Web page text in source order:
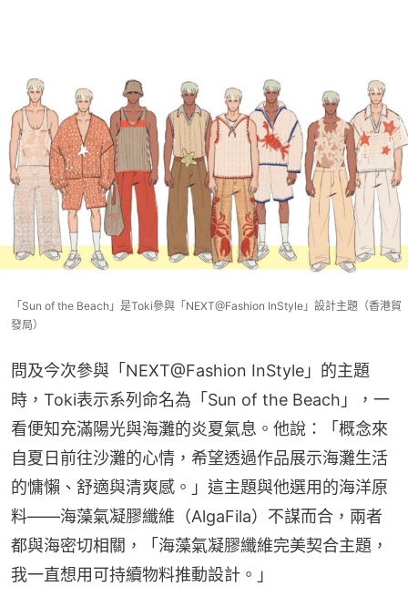
「Sun of the Beach」是Toki參與「NEXT@Fashion InStyle」設計主題（香港貿
發局）
問及今次參與「NEXT@Fashion InStyle」的主題
時，Toki表示系列命名為「Sun of the Beach」，一
看便知充滿陽光與海灘的炎夏氣息。他說：「概念來
自夏日前往沙灘的心情，希望透過作品展示海灘生活
的慵懶、舒適與清爽感。」這主題與他選用的海洋原
料——海藻氣凝膠纖維（AlgaFila）不謀而合，兩者
都與海密切相關，「海藻氣凝膠纖維完美契合主題，
我一直想用可持續物料推動設計。」